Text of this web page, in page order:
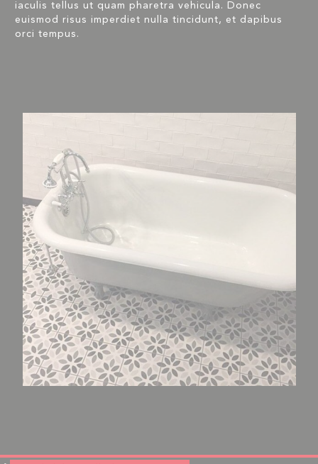
iaculis tellus ut quam pharetra vehicula. Donec
euismod risus imperdiet nulla tincidunt, et dapibus
orci tempus.